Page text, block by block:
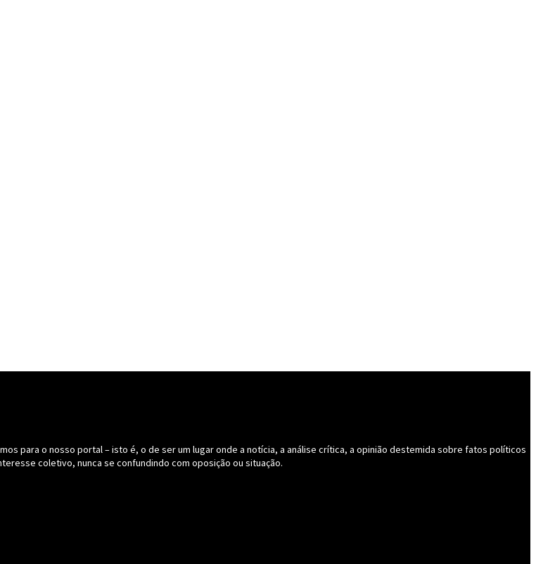
para o nosso portal – isto é, o de ser um lugar onde a notícia, a análise crítica, a opinião destemida sobre fatos políticos
coletivo, nunca se confundindo com oposição ou situação.